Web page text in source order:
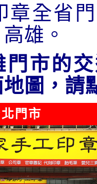
章全省
雄。
市的
圖，請
門市